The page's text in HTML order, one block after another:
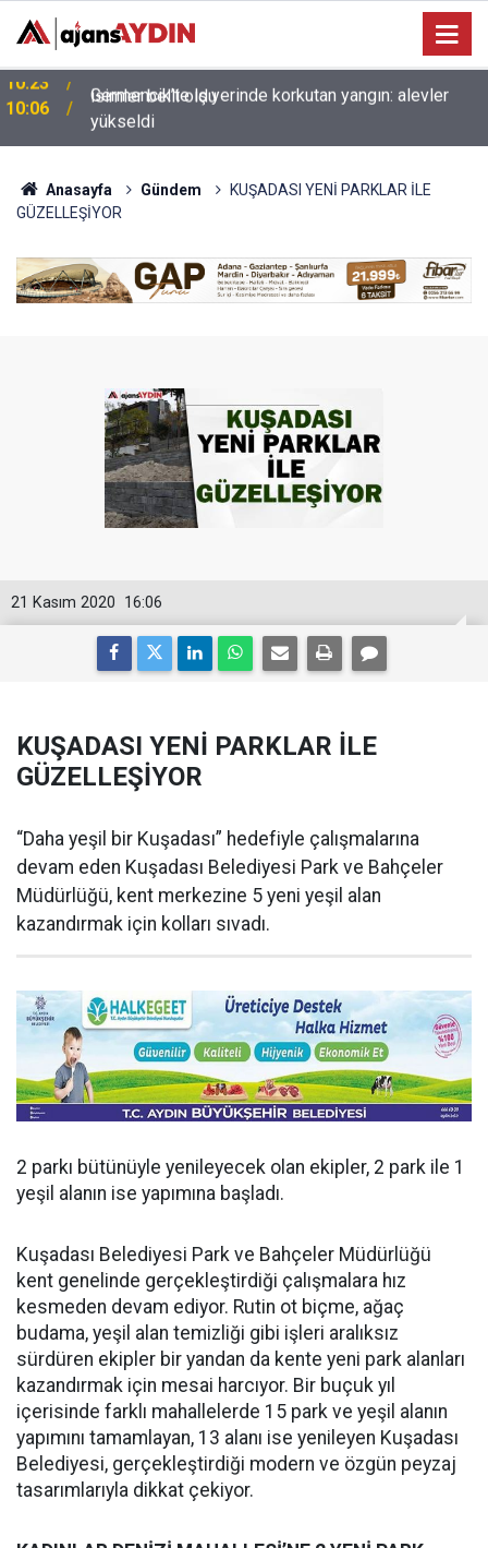
10:06
Germencik’te iş yerinde korkutan yangın: alevler
yükseldi
Anasayfa Gündem
KUŞADASI YENİ PARKLAR İLE
GÜZELLEŞİYOR
16:06
21 Kasım 2020
KUŞADASI YENİ PARKLAR İLE
GÜZELLEŞİYOR
“Daha yeşil bir Kuşadası” hedefiyle çalışmalarına
devam eden Kuşadası Belediyesi Park ve Bahçeler
Müdürlüğü, kent merkezine 5 yeni yeşil alan
kazandırmak için kolları sıvadı.
2 parkı bütünüyle yenileyecek olan ekipler, 2 park ile 1
yeşil alanın ise yapımına başladı.
Kuşadası Belediyesi Park ve Bahçeler Müdürlüğü
kent genelinde gerçekleştirdiği çalışmalara hız
kesmeden devam ediyor. Rutin ot biçme, ağaç
budama, yeşil alan temizliği gibi işleri aralıksız
sürdüren ekipler bir yandan da kente yeni park alanları
kazandırmak için mesai harcıyor. Bir buçuk yıl
içerisinde farklı mahallelerde 15 park ve yeşil alanın
yapımını tamamlayan, 13 alanı ise yenileyen Kuşadası
Belediyesi, gerçekleştirdiği modern ve özgün peyzaj
tasarımlarıyla dikkat çekiyor.